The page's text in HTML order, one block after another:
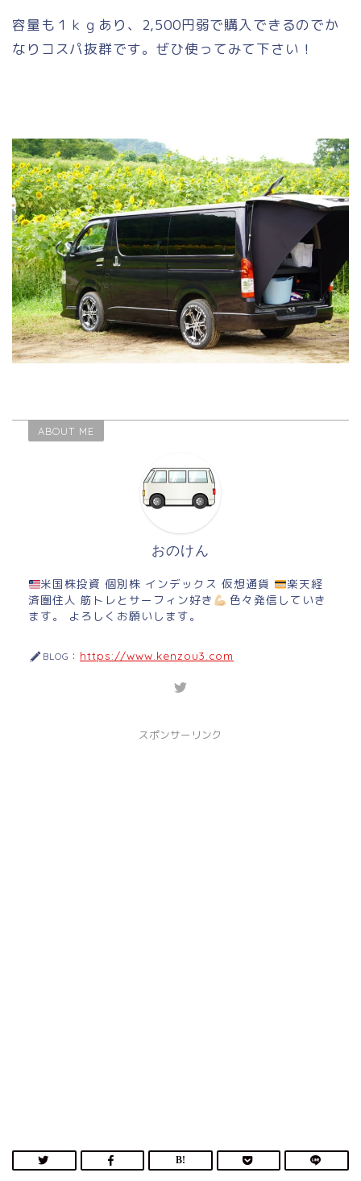
容量も１ｋｇあり、2,500円弱で購入できるのでか
なりコスパ抜群です。ぜひ使ってみて下さい！
ABOUT ME
おのけん
米国株投資 個別株 インデックス 仮想通貨
楽天経
済圏住人 筋トレとサーフィン好き
色々発信していき
ます。 よろしくお願いします。
BLOG： https://www.kenzou3.com
スポンサーリンク